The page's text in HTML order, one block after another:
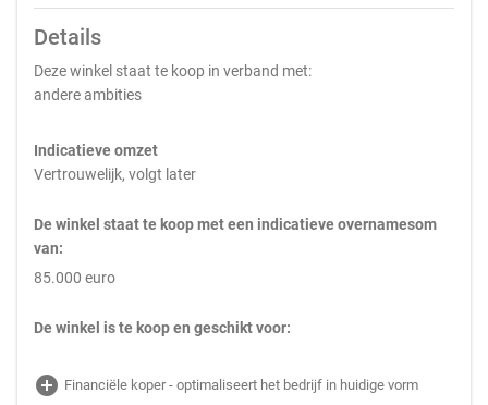
Details
Deze winkel staat te koop in verband met:
andere ambities
Indicatieve omzet
Vertrouwelijk, volgt later
De winkel staat te koop met een indicatieve overnamesom
van:
85.000 euro
De winkel is te koop en geschikt voor:
add_circle Financiële koper - optimaliseert het bedrijf in huidige vorm